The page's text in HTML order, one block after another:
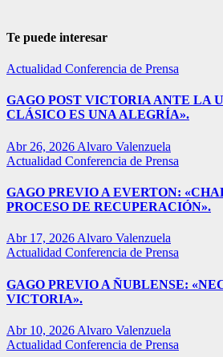
Te puede interesar
Actualidad Conferencia de Prensa
GAGO POST VICTORIA ANTE LA
CLÁSICO ES UNA ALEGRÍA».
Abr 26, 2026 Alvaro Valenzuela
Actualidad Conferencia de Prensa
GAGO PREVIO A EVERTON:
PROCESO DE RECUPERACIÓN».
Abr 17, 2026 Alvaro Valenzuela
Actualidad Conferencia de Prensa
GAGO PREVIO A ÑUBLENSE:
VICTORIA».
Abr 10, 2026 Alvaro Valenzuela
Actualidad Conferencia de Prensa